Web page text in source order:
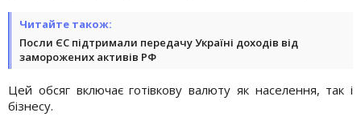
Читайте також:
Посли ЄС підтримали передачу Україні доходів від
заморожених активів РФ
Цей обсяг включає готівкову валюту як населення, так і
бізнесу.